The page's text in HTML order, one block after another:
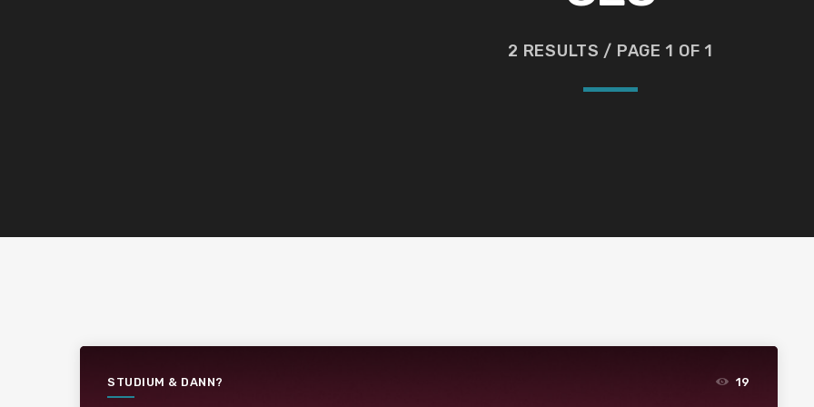
2 RESULTS / PAGE 1 OF 1
STUDIUM & DANN? 19